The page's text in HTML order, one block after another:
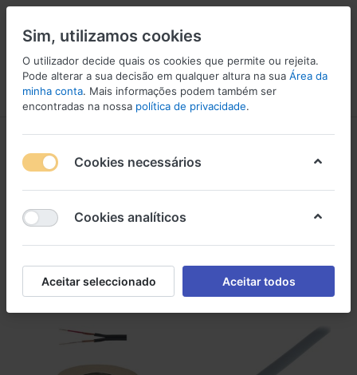
Menu Iniciar sessão Comparar Lista de Desejos
1-22de
Cabo de Bobina
Sim, utilizamos cookies
O utilizador decide quais os cookies que permite ou rejeita.
Pode alterar a sua decisão em qualquer altura na sua Área da
minha conta. Mais informações podem também ser
encontradas na nossa política de privacidade.
Cookies necessários
Cookies analíticos
Aceitar seleccionado Aceitar todos